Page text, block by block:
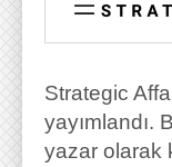
Strategic
yayımlandı.
yazar olarak